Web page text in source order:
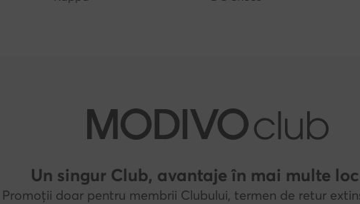
Un singur Club, avantaje în mai multe
Promoții doar pentru membrii Clubului, termen de retur